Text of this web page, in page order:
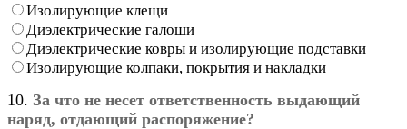
Изолирующие клещи
Диэлектрические галоши
Диэлектрические ковры и изолирующие подставки
Изолирующие колпаки, покрытия и накладки
10. За что не несет ответственность выдающий
наряд, отдающий распоряжение?